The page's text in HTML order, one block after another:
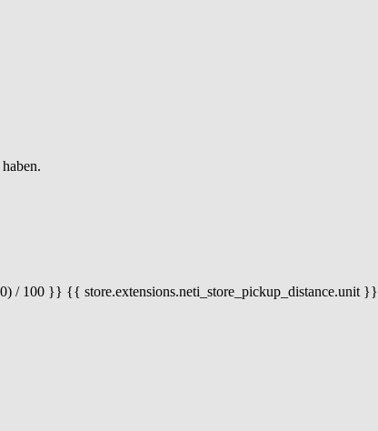
/ 100 }} {{ store.extensions.neti_store_pickup_distance.unit }}